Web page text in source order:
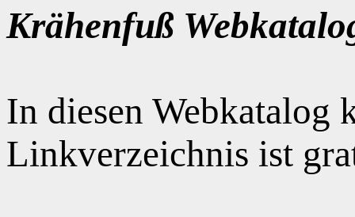
Krähenfuß
In diesen Webkatalog
Linkverzeichnis ist